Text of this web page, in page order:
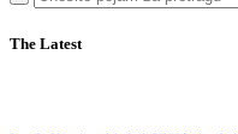
The Latest